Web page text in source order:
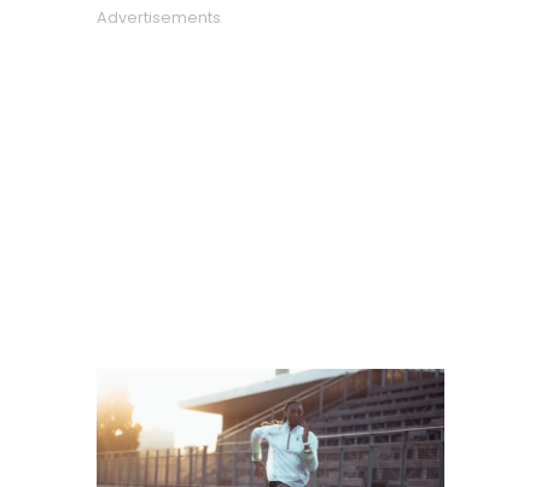
Advertisements